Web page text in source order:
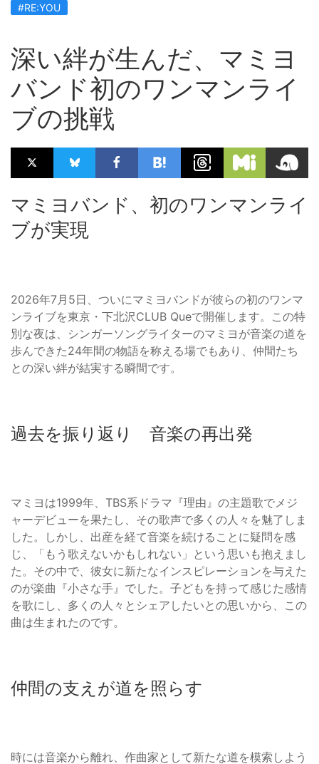
#RE:YOU
深い絆が生んだ、マミヨ
バンド初のワンマンライ
ブの挑戦
マミヨバンド、初のワンマンライ
ブが実現
2026年7月5日、ついにマミヨバンドが彼らの初のワンマ
ンライブを東京・下北沢CLUB Queで開催します。この特
別な夜は、シンガーソングライターのマミヨが音楽の道を
歩んできた24年間の物語を称える場でもあり、仲間たち
との深い絆が結実する瞬間です。
過去を振り返り 音楽の再出発
マミヨは1999年、TBS系ドラマ『理由』の主題歌でメジ
ャーデビューを果たし、その歌声で多くの人々を魅了しま
した。しかし、出産を経て音楽を続けることに疑問を感
じ、「もう歌えないかもしれない」という思いも抱えまし
た。その中で、彼女に新たなインスピレーションを与えた
のが楽曲『小さな手』でした。子どもを持って感じた感情
を歌にし、多くの人々とシェアしたいとの思いから、この
曲は生まれたのです。
仲間の支えが道を照らす
時には音楽から離れ、作曲家として新たな道を模索しよう